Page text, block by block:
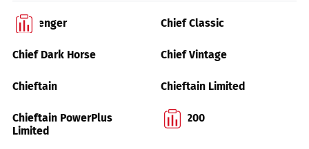
Challenger Chief Classic
Chief Dark Horse Chief Vintage
Chieftain Chieftain Limited
Chieftain PowerPlus
Limited
FTR 1200